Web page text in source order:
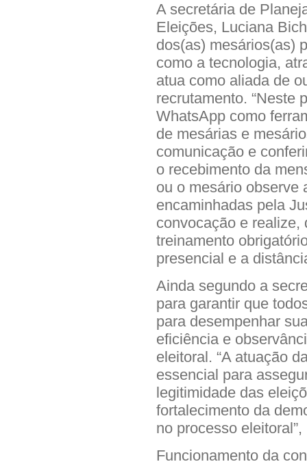
A secretária de
Eleições, Luciana
dos(as) mesários(as)
como a tecnologia,
atua como aliada de
recrutamento. “Neste
WhatsApp como
de mesárias e
comunicação e
o recebimento da
ou o mesário observe
encaminhadas pela
convocação e realize,
treinamento
presencial e a
Ainda segundo a
para garantir que
para desempenhar
eficiência e
eleitoral. “A atuação
essencial para
legitimidade das
fortalecimento da
no processo
Funcionamento da